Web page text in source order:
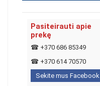
Pasiteirauti apie
prekę
☎ +370 686 85349
☎ +370 614 70570
Sekite mus Facebook